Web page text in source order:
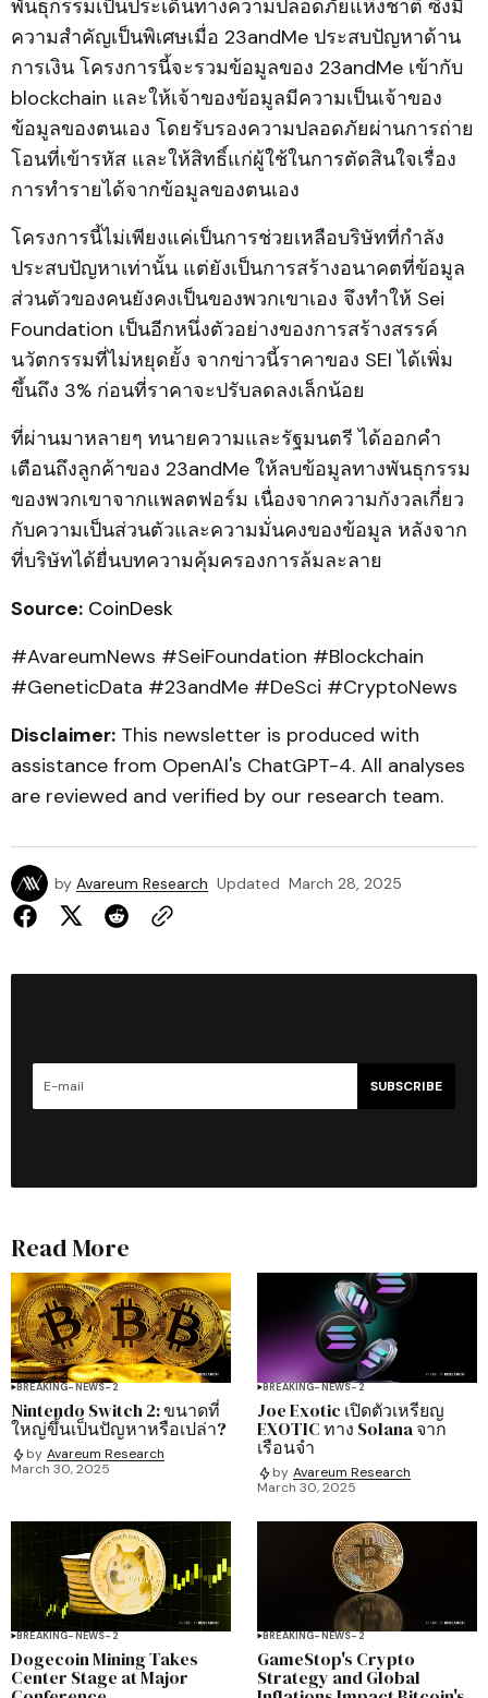
พันธุกรรมเป็นประเด็นทางความปลอดภัยแห่งชาติ ซึ่งมี
ความสำคัญเป็นพิเศษเมื่อ 23andMe ประสบปัญหาด้าน
การเงิน โครงการนี้จะรวมข้อมูลของ 23andMe เข้ากับ
blockchain และให้เจ้าของข้อมูลมีความเป็นเจ้าของ
ข้อมูลของตนเอง โดยรับรองความปลอดภัยผ่านการถ่าย
โอนที่เข้ารหัส และให้สิทธิ์แก่ผู้ใช้ในการตัดสินใจเรื่อง
การทำรายได้จากข้อมูลของตนเอง
โครงการนี้ไม่เพียงแค่เป็นการช่วยเหลือบริษัทที่กำลัง
ประสบปัญหาเท่านั้น แต่ยังเป็นการสร้างอนาคตที่ข้อมูล
ส่วนตัวของคนยังคงเป็นของพวกเขาเอง จึงทำให้ Sei
Foundation เป็นอีกหนึ่งตัวอย่างของการสร้างสรรค์
นวัตกรรมที่ไม่หยุดยั้ง จากข่าวนี้ราคาของ SEI ได้เพิ่ม
ขึ้นถึง 3% ก่อนที่ราคาจะปรับลดลงเล็กน้อย
ที่ผ่านมาหลายๆ ทนายความและรัฐมนตรี ได้ออกคำ
เตือนถึงลูกค้าของ 23andMe ให้ลบข้อมูลทางพันธุกรรม
ของพวกเขาจากแพลตฟอร์ม เนื่องจากความกังวลเกี่ยว
กับความเป็นส่วนตัวและความมั่นคงของข้อมูล หลังจาก
ที่บริษัทได้ยื่นบทความคุ้มครองการล้มละลาย
Source: CoinDesk
#AvareumNews #SeiFoundation #Blockchain
#GeneticData #23andMe #DeSci #CryptoNews
Disclaimer: This newsletter is produced with
assistance from OpenAI's ChatGPT-4. All analyses
are reviewed and verified by our research team.
by Avareum Research Updated March 28, 2025
SUBSCRIBE
Read More
BREAKING-NEWS-2
Nintendo Switch 2: ขนาดที่
ใหญ่ขึ้นเป็นปัญหาหรือเปล่า?
by Avareum Research
March 30, 2025
BREAKING-NEWS-2
Joe Exotic เปิดตัวเหรียญ
EXOTIC ทาง Solana จาก
เรือนจำ
by Avareum Research
March 30, 2025
BREAKING-NEWS-2
Dogecoin Mining Takes
Center Stage at Major
BREAKING-NEWS-2
GameStop's Crypto
Strategy and Global